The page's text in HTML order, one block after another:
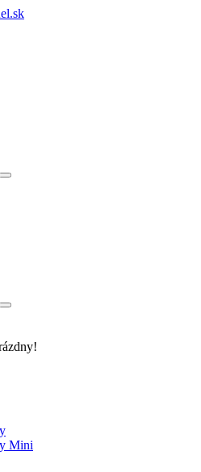
Mini